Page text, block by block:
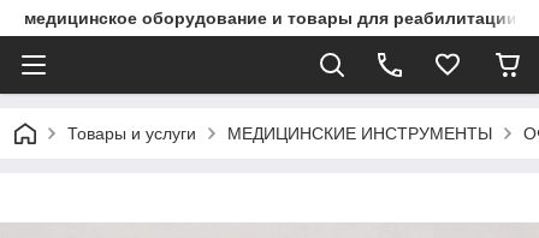
медицинское оборудование и товары для реабилитации
Товары и услуги МЕДИЦИНСКИЕ ИНСТРУМЕНТЫ